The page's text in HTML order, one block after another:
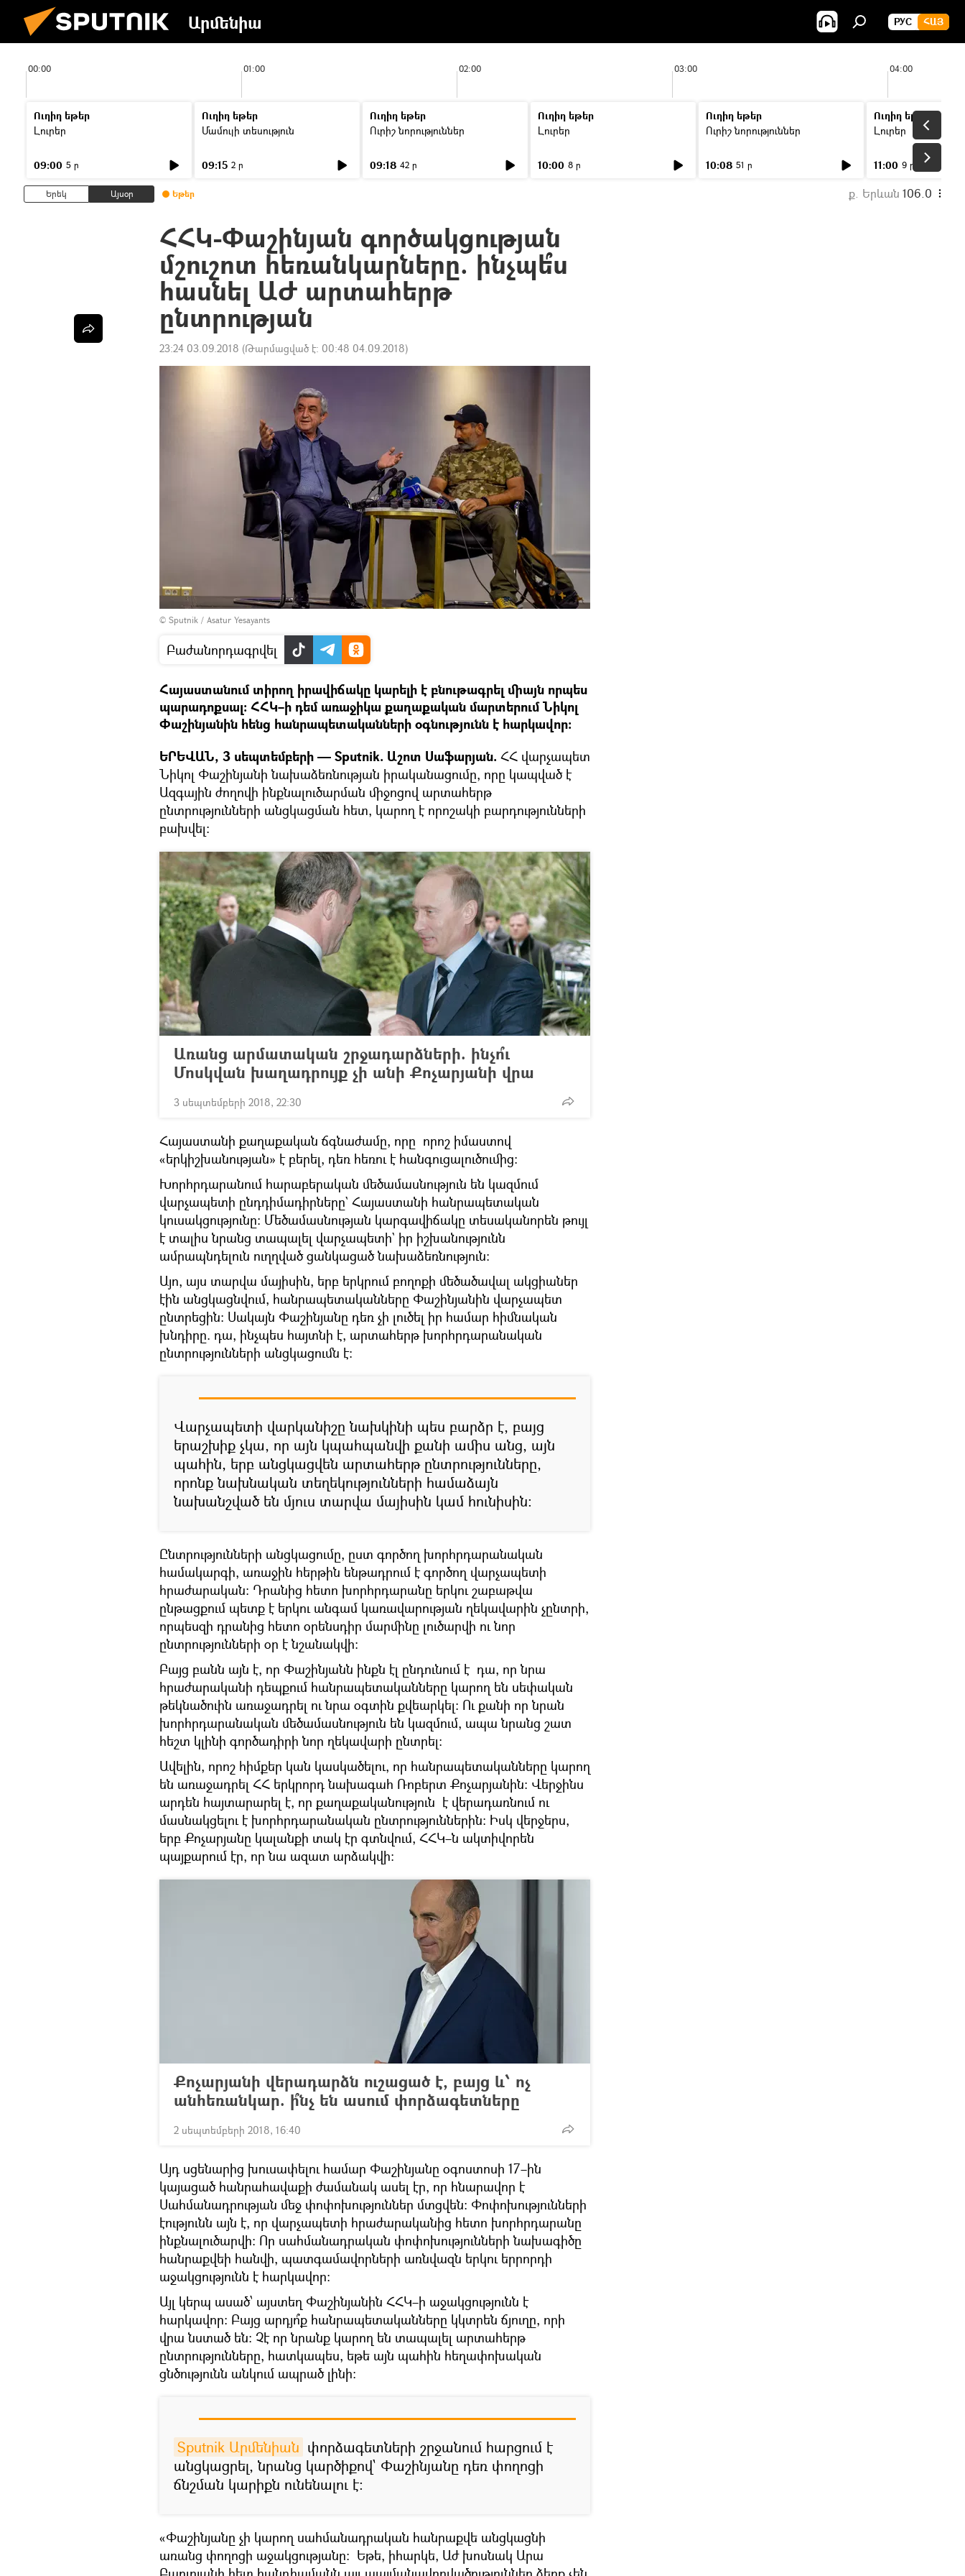
Արմենիա РУС ՀԱՅ
00:00 01:00 02:00 03:00 04:00
Ուղիղ եթեր
Լուրեր
09:00 5 ր
Ուղիղ եթեր
Մամուլի տեսություն
09:15 2 ր
Ուղիղ եթեր
Ուրիշ նորություններ
09:18 42 ր
Ուղիղ եթեր
Լուրեր
10:00 8 ր
Ուղիղ եթեր
Ուրիշ նորություններ
10:08 51 ր
Ուղիղ եթեր
Լուրեր
11:00 9 ր
Երեկ Այսօր Եթեր ք. Երևան 106.0
ՀՀԿ-Փաշինյան գործակցության
մշուշոտ հեռանկարները. ինչպե՞ս
հասնել ԱԺ արտահերթ
ընտրության
23:24 03.09.2018 (Թարմացված է: 00:48 04.09.2018)
© Sputnik / Asatur Yesayants
Բաժանորդագրվել
Հայաստանում տիրող իրավիճակը կարելի է բնութագրել միայն որպես
պարադոքսալ։ ՀՀԿ–ի դեմ առաջիկա քաղաքական մարտերում Նիկոլ
Փաշինյանին հենց հանրապետականների օգնությունն է հարկավոր։
ԵՐԵՎԱՆ, 3 սեպտեմբերի — Sputnik. Աշոտ Սաֆարյան. ՀՀ վարչապետ
Նիկոլ Փաշինյանի նախաձեռնության իրականացումը, որը կապված է
Ազգային ժողովի ինքնալուծարման միջոցով արտահերթ
ընտրությունների անցկացման հետ, կարող է որոշակի բարդությունների
բախվել։
Առանց արմատական շրջադարձների. ինչո՞ւ
Մոսկվան խաղադրույք չի անի Քոչարյանի վրա
3 սեպտեմբերի 2018, 22:30
Հայաստանի քաղաքական ճգնաժամը, որը որոշ իմաստով
«երկիշխանության» է բերել, դեռ հեռու է հանգուցալուծումից։
Խորհրդարանում հարաբերական մեծամասնություն են կազմում
վարչապետի ընդդիմադիրները` Հայաստանի հանրապետական
կուսակցությունը։ Մեծամասնության կարգավիճակը տեսականորեն թույլ
է տալիս նրանց տապալել վարչապետի` իր իշխանությունն
ամրապնդելուն ուղղված ցանկացած նախաձեռնություն։
Այո, այս տարվա մայիսին, երբ երկրում բողոքի մեծածավալ ակցիաներ
էին անցկացնվում, հանրապետականները Փաշինյանին վարչապետ
ընտրեցին։ Սակայն Փաշինյանը դեռ չի լուծել իր համար հիմնական
խնդիրը. դա, ինչպես հայտնի է, արտահերթ խորհրդարանական
ընտրությունների անցկացումն է։
Վարչապետի վարկանիշը նախկինի պես բարձր է, բայց
երաշխիք չկա, որ այն կպահպանվի քանի ամիս անց, այն
պահին, երբ անցկացվեն արտահերթ ընտրությունները,
որոնք նախնական տեղեկությունների համաձայն
նախանշված են մյուս տարվա մայիսին կամ հունիսին։
Ընտրությունների անցկացումը, ըստ գործող խորհրդարանական
համակարգի, առաջին հերթին ենթադրում է գործող վարչապետի
հրաժարական։ Դրանից հետո խորհրդարանը երկու շաբաթվա
ընթացքում պետք է երկու անգամ կառավարության ղեկավարին չընտրի,
որպեսզի դրանից հետո օրենսդիր մարմինը լուծարվի ու նոր
ընտրությունների օր է նշանակվի։
Բայց բանն այն է, որ Փաշինյանն ինքն էլ ընդունում է դա, որ նրա
հրաժարականի դեպքում հանրապետականները կարող են սեփական
թեկնածուին առաջադրել ու նրա օգտին քվեարկել։ Ու քանի որ նրան
խորհրդարանական մեծամասնություն են կազմում, ապա նրանց շատ
հեշտ կլինի գործադիրի նոր ղեկավարի ընտրել։
Ավելին, որոշ հիմքեր կան կասկածելու, որ հանրապետականները կարող
են առաջադրել ՀՀ երկրորդ նախագահ Ռոբերտ Քոչարյանին։ Վերջինս
արդեն հայտարարել է, որ քաղաքականություն է վերադառնում ու
մասնակցելու է խորհրդարանական ընտրություններին։ Իսկ վերջերս,
երբ Քոչարյանը կալանքի տակ էր գտնվում, ՀՀԿ–ն ակտիվորեն
պայքարում էր, որ նա ազատ արձակվի։
Քոչարյանի վերադարձն ուշացած է, բայց և՝ ոչ
անհեռանկար. ի՞նչ են ասում փորձագետները
2 սեպտեմբերի 2018, 16:40
Այդ սցենարից խուսափելու համար Փաշինյանը օգոստոսի 17–ին
կայացած հանրահավաքի ժամանակ ասել էր, որ հնարավոր է
Սահմանադրության մեջ փոփոխություններ մտցվեն։ Փոփոխությունների
էությունն այն է, որ վարչապետի հրաժարականից հետո խորհրդարանը
ինքնալուծարվի։ Որ սահմանադրական փոփոխությունների նախագիծը
հանրաքվեի հանվի, պատգամավորների առնվազն երկու երրորդի
աջակցությունն է հարկավոր։
Այլ կերպ ասած՝ այստեղ Փաշինյանին ՀՀԿ–ի աջակցությունն է
հարկավոր։ Բայց արդյո՞ք հանրապետականները կկտրեն ճյուղը, որի
վրա նստած են։ Չէ որ նրանք կարող են տապալել արտահերթ
ընտրությունները, հատկապես, եթե այն պահին հեղափոխական
ցնծությունն անկում ապրած լինի։
Sputnik Արմենիան փորձագետների շրջանում հարցում է
անցկացրել, նրանց կարծիքով` Փաշինյանը դեռ փողոցի
ճնշման կարիքն ունենալու է։
«Փաշինյանը չի կարող սահմանադրական հանրաքվե անցկացնի
առանց փողոցի աջակցությանը։ Եթե, իհարկե, Աժ խոսնակ Արա